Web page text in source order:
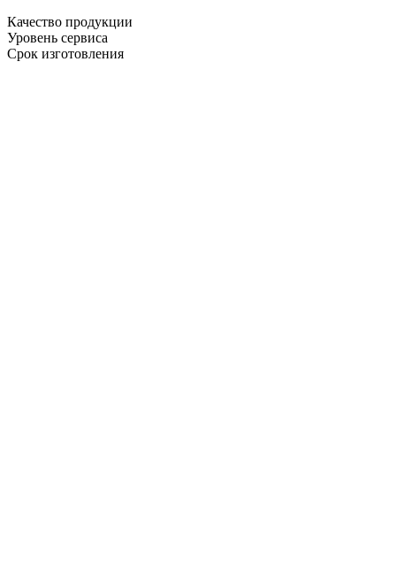
Качество продукции
Уровень сервиса
Срок изготовления